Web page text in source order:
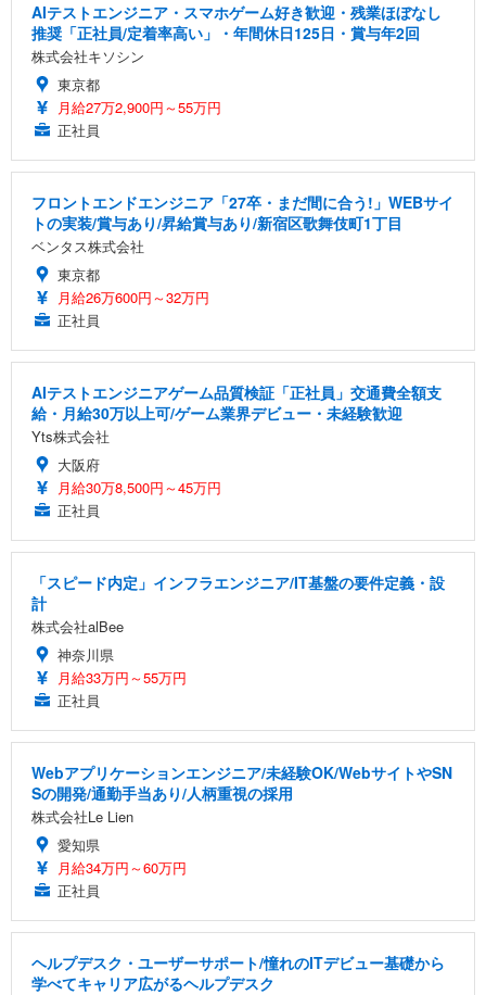
AIテストエンジニア・スマホゲーム好き歓迎・残業ほぼなし
推奨「正社員/定着率高い」・年間休日125日・賞与年2回
株式会社キソシン
東京都
月給27万2,900円～55万円
正社員
フロントエンドエンジニア「27卒・まだ間に合う!」WEBサイ
トの実装/賞与あり/昇給賞与あり/新宿区歌舞伎町1丁目
ベンタス株式会社
東京都
月給26万600円～32万円
正社員
AIテストエンジニアゲーム品質検証「正社員」交通費全額支
給・月給30万以上可/ゲーム業界デビュー・未経験歓迎
Yts株式会社
大阪府
月給30万8,500円～45万円
正社員
「スピード内定」インフラエンジニア/IT基盤の要件定義・設
計
株式会社alBee
神奈川県
月給33万円～55万円
正社員
Webアプリケーションエンジニア/未経験OK/WebサイトやSN
Sの開発/通勤手当あり/人柄重視の採用
株式会社Le Lien
愛知県
月給34万円～60万円
正社員
ヘルプデスク・ユーザーサポート/憧れのITデビュー基礎から
学べてキャリア広がるヘルプデスク